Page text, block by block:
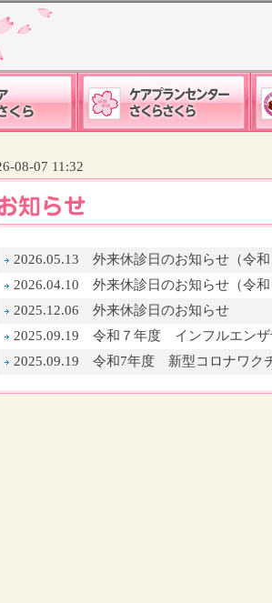
さくら 通所
ション
ケアプランセンターさくら
さくら 居宅介護支援事業所
08-07 11:32
2026.05.13
外来休診日のお知らせ（令和
2026.04.10
外来休診日のお知らせ（令和
2025.12.06
外来休診日のお知らせ
2025.09.19
令和７年度 インフルエンザ
2025.09.19
令和7年度 新型コロナワク